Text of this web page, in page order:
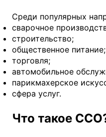
Среди популярных
сварочное
строительство;
общественное питание;
торговля;
автомобильное
парикмахерское
сфера услуг.
Что такое